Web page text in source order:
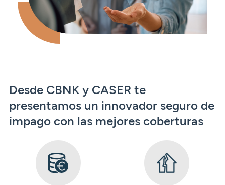
Desde CBNK y CASER te
presentamos un innovador seguro de
impago con las mejores coberturas